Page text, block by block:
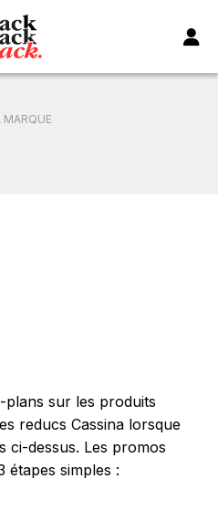
MARQUE
sur les produits
reducs Cassina lorsque
ci-dessus. Les promos
étapes simples :